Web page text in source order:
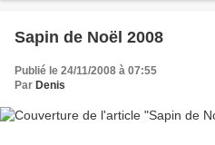
Sapin de Noël 2008
Publié le 24/11/2008 à 07:55
Par Denis